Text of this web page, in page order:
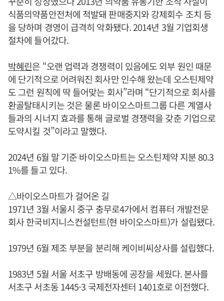
식품의약품안전처에 적발돼 판매중지와 강제회수 조치 등
을 당하며 경영이 급격히 악화됐다. 2014년 3월 기업회생
절차에 들어갔다.
박혜린은 “오랜 업력과 경쟁력이 있음에도 외부 원인 때문
에 단기적으로 어려워진 회사만 인수해 왔는데 오스틴제약
도 그런 원칙에 딱 들어맞는 회사”라며 “단기적으로 회사를
환골탈태시키는 것은 물론 바이오스마트그룹 다른 계열사
들과의 시너지 효과를 통해 글로벌 경쟁력을 갖춘 기업으로
도약시킬 것”이라고 말했다.
2024년 6월 말 기준 바이오스마트는 오스틴제약 지분 80.3
1%를 들고 있다.
△바이오스마트가 걸어온 길
1971년 3월 서울시 중구 충무로4가에서 컴퓨터 개발전문
회사 한국비지니스컨설턴트(현 바이오스마트)가 설립됐다.
1979년 6월 제조 부분을 분리해 케이비씨상사를 설립했다.
1983년 5월 서울 서초구 방배동에 공장을 세웠다. 본사를
서초구 서초동 1445-3 국제전자센터 1401호로 이전했다.